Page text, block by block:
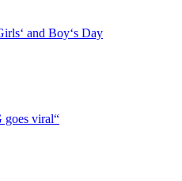
and Boy‘s Day
goes viral“